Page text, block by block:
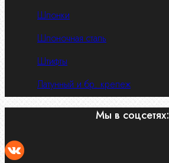
Шпонки
Шпоночная сталь
Штифты
Латунный и бр. крепеж
Мы в соцсетях: